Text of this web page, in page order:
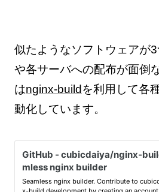
似たようなソフトウェアが
や各サーバへの配布が面倒
はnginx-build を利用して各
動化しています。